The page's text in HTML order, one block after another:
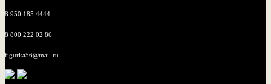
8 950 185 4444
8 800 222 02 86
figurka56@mail.ru